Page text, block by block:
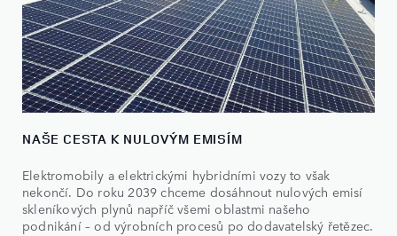
NAŠE CESTA K NULOVÝM EMISÍM
Elektromobily a elektrickými hybridními vozy to však
nekončí. Do roku 2039 chceme dosáhnout nulových emisí
skleníkových plynů napříč všemi oblastmi našeho
podnikání – od výrobních procesů po dodavatelský řetězec.